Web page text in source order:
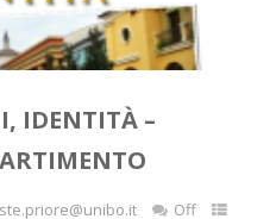
IDENTITÀ –
Off